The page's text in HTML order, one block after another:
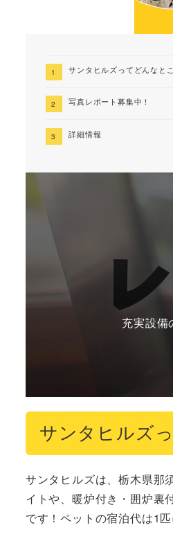
サンタヒルズってどんなと
写真レポート募集中！
詳細情報
充実設
サンタヒルズ
サンタヒルズは、栃木県那
イトや、暖炉付き・囲炉裏
です！ペットの宿泊代は1